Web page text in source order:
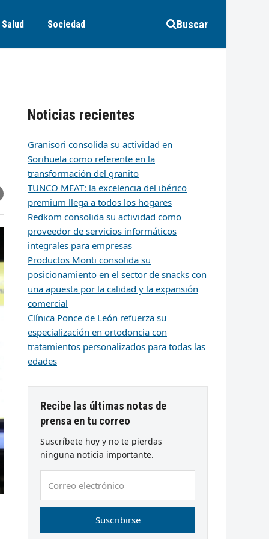
Salud Sociedad Buscar
Noticias recientes
Granisori consolida su actividad en
Sorihuela como referente en la
transformación del granito
TUNCO MEAT: la excelencia del ibérico
premium llega a todos los hogares
Redkom consolida su actividad como
proveedor de servicios informáticos
integrales para empresas
Productos Monti consolida su
posicionamiento en el sector de snacks con
una apuesta por la calidad y la expansión
comercial
Clínica Ponce de León refuerza su
especialización en ortodoncia con
tratamientos personalizados para todas las
edades
Recibe las últimas notas de
prensa en tu correo
Suscríbete hoy y no te pierdas
ninguna noticia importante.
electrónico
Suscribirse